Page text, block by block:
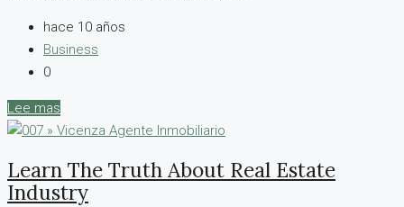
hace 10 años
Business
0
Lee mas
Learn The Truth About Real Estate
Industry